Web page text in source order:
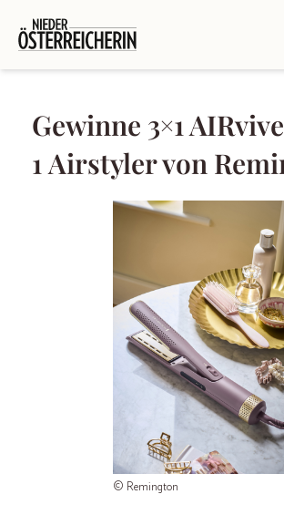
Gewinne 3×1
1 Airstyler von
© Remington